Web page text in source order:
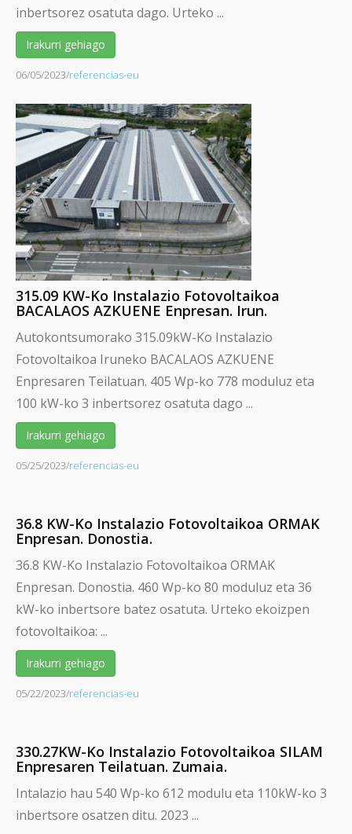
inbertsorez osatuta dago. Urteko ...
Irakurri gehiago
06/05/2023/referencias-eu
315.09 KW-Ko Instalazio Fotovoltaikoa
BACALAOS AZKUENE Enpresan. Irun.
Autokontsumorako 315.09kW-Ko Instalazio
Fotovoltaikoa Iruneko BACALAOS AZKUENE
Enpresaren Teilatuan. 405 Wp-ko 778 moduluz eta
100 kW-ko 3 inbertsorez osatuta dago ...
Irakurri gehiago
05/25/2023/referencias-eu
36.8 KW-Ko Instalazio Fotovoltaikoa ORMAK
Enpresan. Donostia.
36.8 KW-Ko Instalazio Fotovoltaikoa ORMAK
Enpresan. Donostia. 460 Wp-ko 80 moduluz eta 36
kW-ko inbertsore batez osatuta. Urteko ekoizpen
fotovoltaikoa: ...
Irakurri gehiago
05/22/2023/referencias-eu
330.27KW-Ko Instalazio Fotovoltaikoa SILAM
Enpresaren Teilatuan. Zumaia.
Intalazio hau 540 Wp-ko 612 modulu eta 110kW-ko 3
inbertsore osatzen ditu. 2023 ...